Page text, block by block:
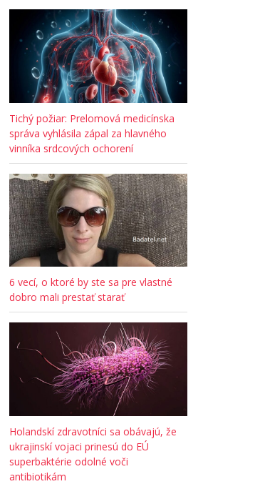
Tichý požiar: Prelomová medicínska
správa vyhlásila zápal za hlavného
vinníka srdcových ochorení
6 vecí, o ktoré by ste sa pre vlastné
dobro mali prestať starať
Holandskí zdravotníci sa obávajú, že
ukrajinskí vojaci prinesú do EÚ
superbaktérie odolné voči
antibiotikám